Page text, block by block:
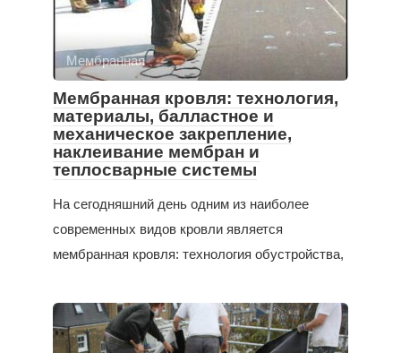
Мембранная
Мембранная кровля: технология,
материалы, балластное и
механическое закрепление,
наклеивание мембран и
теплосварные системы
На сегодняшний день одним из наиболее
современных видов кровли является
мембранная кровля: технология обустройства,